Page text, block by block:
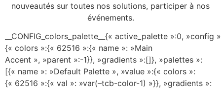
nouveautés sur toutes nos solutions, participer à nos
événements.
__CONFIG_colors_palette__{« active_palette »:0, »config
{« colors »:{« 62516 »:{« name »: »Main
Accent », »parent »:-1}}, »gradients »:[]}, »palettes »:
[{« name »: »Default Palette », »value »:{« colors »:
{« 62516 »:{« val »: »var(–tcb-color-1) »}}, »gradients »: